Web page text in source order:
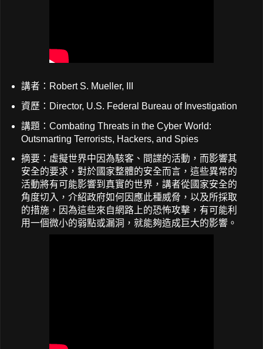
講者：Robert S. Mueller, III
資歷：Director, U.S. Federal Bureau of Investigation
講題：Combating Threats in the Cyber World:
Outsmarting Terrorists, Hackers, and Spies
摘要：虛擬世界中因為駭客、間諜的活動，而影響其
安全的要求，對於國家整體的安全而言，這些異常的
活動將有可能影響到真實的世界，講者從國家安全的
角度切入，介紹政府如何因應此種威脅，以及所採取
的措施，因為這些來自網路上的恐怖攻擊，有可能利
用一個微小的弱點或漏洞，就能夠造成巨大的影響。